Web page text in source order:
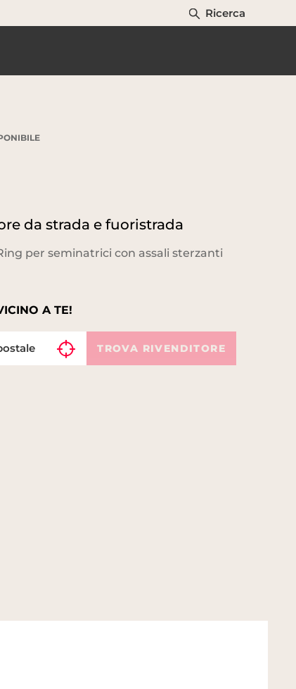
Ricerca
da strada e fuoristrada
per seminatrici con assali sterzanti
A TE!
TROVA RIVENDITORE